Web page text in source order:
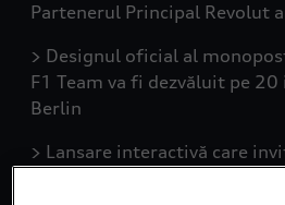
Partenerul Principal Revolut
> Designul oficial al
F1 Team va fi dezvăluit pe
Berlin
> Lansare interactivă care